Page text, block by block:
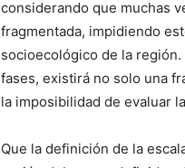
considerando que muchas
fragmentada, impidiendo
socioecológico de la
fases, existirá no solo una
la imposibilidad de evaluar
Que la definición de la